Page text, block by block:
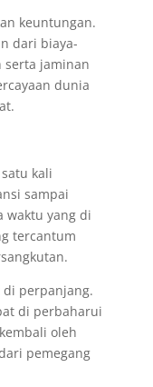
keuntungan.
dari biaya-
serta jaminan
dunia
kali
sampai
waktu yang di
tercantum
di perpanjang.
di perbaharui
oleh
pemegang